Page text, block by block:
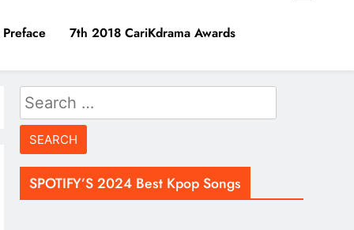
Preface 7th 2018 CariKdrama Awards
Search
for:
SPOTIFY’S 2024 Best Kpop Songs